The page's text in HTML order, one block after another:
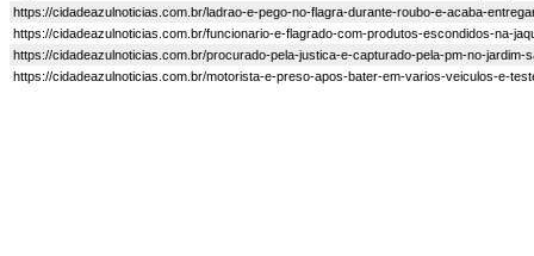
https://cidadeazulnoticias.com.br/ladrao-e-pego-no-flagra-durante-roubo-e-acaba-
https://cidadeazulnoticias.com.br/funcionario-e-flagrado-com-produtos-escondidos-na-
https://cidadeazulnoticias.com.br/procurado-pela-justica-e-capturado-pela-pm-no-jardim-
https://cidadeazulnoticias.com.br/motorista-e-preso-apos-bater-em-varios-veiculos-e-